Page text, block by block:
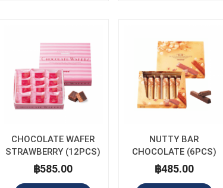
CHOCOLATE WAFER
STRAWBERRY (12PCS)
฿585.00
NUTTY BAR
CHOCOLATE (6PCS)
฿485.00